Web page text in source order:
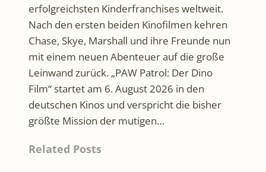
erfolgreichsten Kinderfranchises weltweit.
Nach den ersten beiden Kinofilmen kehren
Chase, Skye, Marshall und ihre Freunde nun
mit einem neuen Abenteuer auf die große
Leinwand zurück. „PAW Patrol: Der Dino
Film“ startet am 6. August 2026 in den
deutschen Kinos und verspricht die bisher
größte Mission der mutigen…
Related Posts